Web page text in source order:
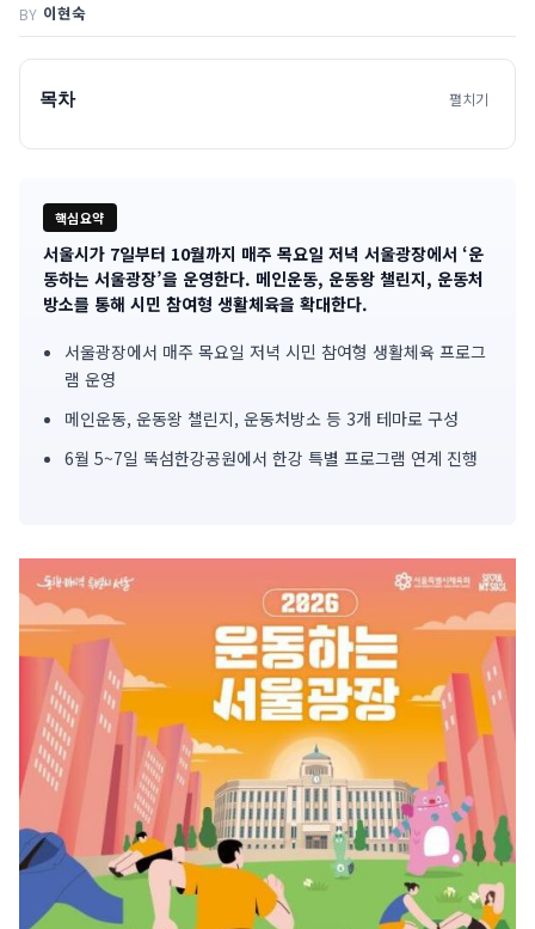
BY 이현숙
목차 펼치기
핵심요약
기
사
핵
서울시가 7일부터 10월까지 매주 목요일 저녁 서울광장에서 ‘운
동하는 서울광장’을 운영한다. 메인운동, 운동왕 챌린지, 운동처
방소를 통해 시민 참여형 생활체육을 확대한다.
서울광장에서 매주 목요일 저녁 시민 참여형 생활체육 프로그
램 운영
메인운동, 운동왕 챌린지, 운동처방소 등 3개 테마로 구성
6월 5~7일 뚝섬한강공원에서 한강 특별 프로그램 연계 진행